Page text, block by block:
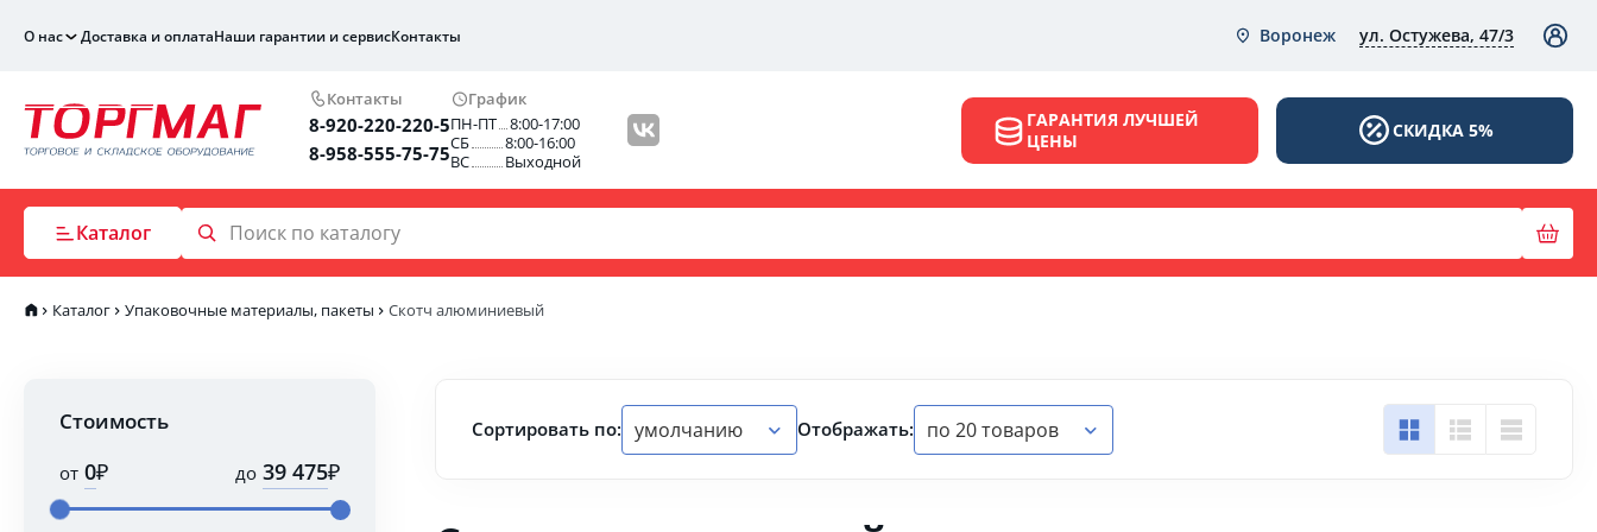
О нас Доставка и оплатаНаши гарантии и сервисКонтакты Воронеж ул. Остужева, 47/3
Контакты
8-920-220-220-5
8-958-555-75-75
График
ПН-ПТ
8:00-17:00
СБ
8:00-16:00
ВС
Выходной
ГАРАНТИЯ ЛУЧШЕЙ
ЦЕНЫ
СКИДКА 5%
Каталог
Каталог Упаковочные материалы, пакеты Скотч алюминиевый
Стоимость
от ₽ до ₽
Сортировать по: умолчанию Отображать: по 20 товаров